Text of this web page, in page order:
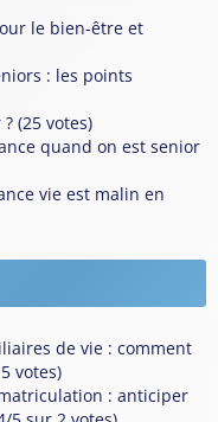
le bien-être et
: les points
(25 votes)
quand on est senior
vie est malin en
de vie : comment
votes)
: anticiper